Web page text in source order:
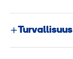
Turvallisuus